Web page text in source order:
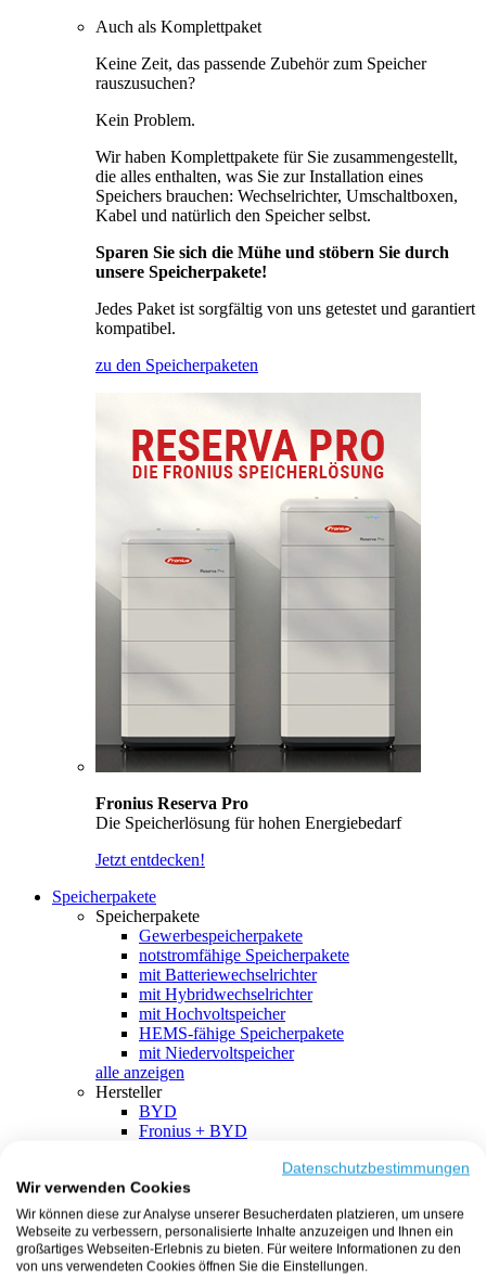
Auch als Komplettpaket
Keine Zeit, das passende Zubehör zum Speicher
rauszusuchen?
Kein Problem.
Wir haben Komplettpakete für Sie zusammengestellt,
die alles enthalten, was Sie zur Installation eines
Speichers brauchen: Wechselrichter, Umschaltboxen,
Kabel und natürlich den Speicher selbst.
Sparen Sie sich die Mühe und stöbern Sie durch
unsere Speicherpakete!
Jedes Paket ist sorgfältig von uns getestet und garantiert
kompatibel.
zu den Speicherpaketen
Fronius Reserva Pro
Die Speicherlösung für hohen Energiebedarf
Jetzt entdecken!
Speicherpakete
Speicherpakete
Gewerbespeicherpakete
notstromfähige Speicherpakete
mit Batteriewechselrichter
mit Hybridwechselrichter
mit Hochvoltspeicher
HEMS-fähige Speicherpakete
mit Niedervoltspeicher
alle anzeigen
Hersteller
BYD
Fronius + BYD
SMA + BYD
EcoFlow
EcoFlow + EcoFlow
FENECON
FENECON + FENECON
Datenschutzbestimmungen
Wir verwenden Cookies
Wir können diese zur Analyse unserer Besucherdaten platzieren, um unsere
Webseite zu verbessern, personalisierte Inhalte anzuzeigen und Ihnen ein
großartiges Webseiten-Erlebnis zu bieten. Für weitere Informationen zu den
von uns verwendeten Cookies öffnen Sie die Einstellungen.